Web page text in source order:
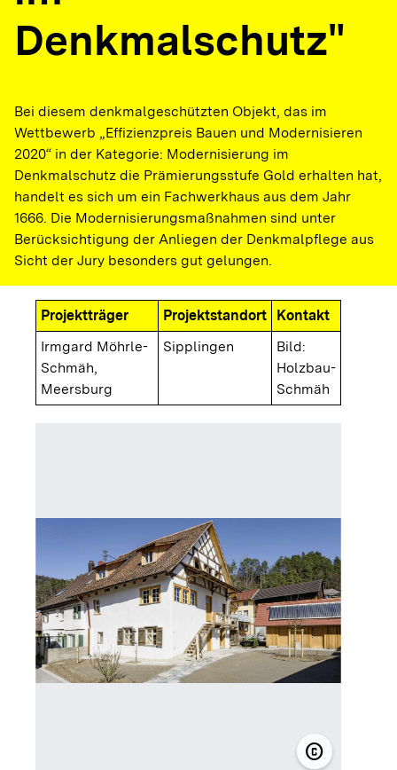
Denkmalschutz"
Bei diesem denkmalgeschützten Objekt, das im
Wettbewerb „Effizienzpreis Bauen und Modernisieren
2020“ in der Kategorie: Modernisierung im
Denkmalschutz die Prämierungsstufe Gold erhalten hat,
handelt es sich um ein Fachwerkhaus aus dem Jahr
1666. Die Modernisierungsmaßnahmen sind unter
Berücksichtigung der Anliegen der Denkmalpflege aus
Sicht der Jury besonders gut gelungen.
Projektträger Projektstandort
Kontakt
Irmgard Möhrle-
Schmäh,
Meersburg
Sipplingen
Bild:
Holzbau-
Schmäh
copyright© Holzbau-